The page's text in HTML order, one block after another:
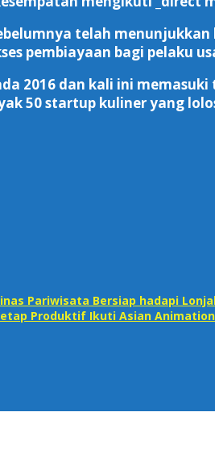
telah
pembiayaan bagi pelaku
2016 dan kali ini
50 startup kuliner yang
Pariwisata Bersiap hadapi
Produktif Ikuti Asian Animation